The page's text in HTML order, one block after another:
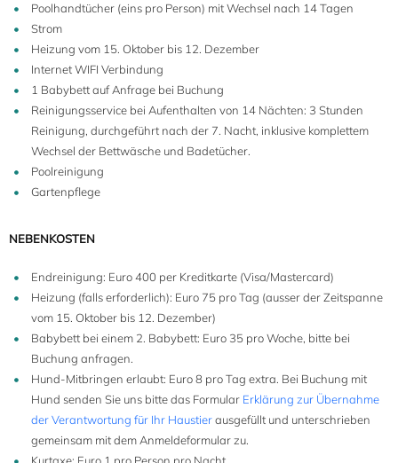
Poolhandtücher (eins pro Person) mit Wechsel nach 14 Tagen
Strom
Heizung vom 15. Oktober bis 12. Dezember
Internet WIFI Verbindung
1 Babybett auf Anfrage bei Buchung
Reinigungsservice bei Aufenthalten von 14 Nächten: 3 Stunden
Reinigung, durchgeführt nach der 7. Nacht, inklusive komplettem
Wechsel der Bettwäsche und Badetücher.
Poolreinigung
Gartenpflege
NEBENKOSTEN
Endreinigung: Euro 400 per Kreditkarte (Visa/Mastercard)
Heizung (falls erforderlich): Euro 75 pro Tag (ausser der Zeitspanne
vom 15. Oktober bis 12. Dezember)
Babybett bei einem 2. Babybett: Euro 35 pro Woche, bitte bei
Buchung anfragen.
Hund-Mitbringen erlaubt: Euro 8 pro Tag extra. Bei Buchung mit
Hund senden Sie uns bitte das Formular Erklärung zur Übernahme
der Verantwortung für Ihr Haustierausgefüllt und unterschrieben
gemeinsam mit dem Anmeldeformular zu.